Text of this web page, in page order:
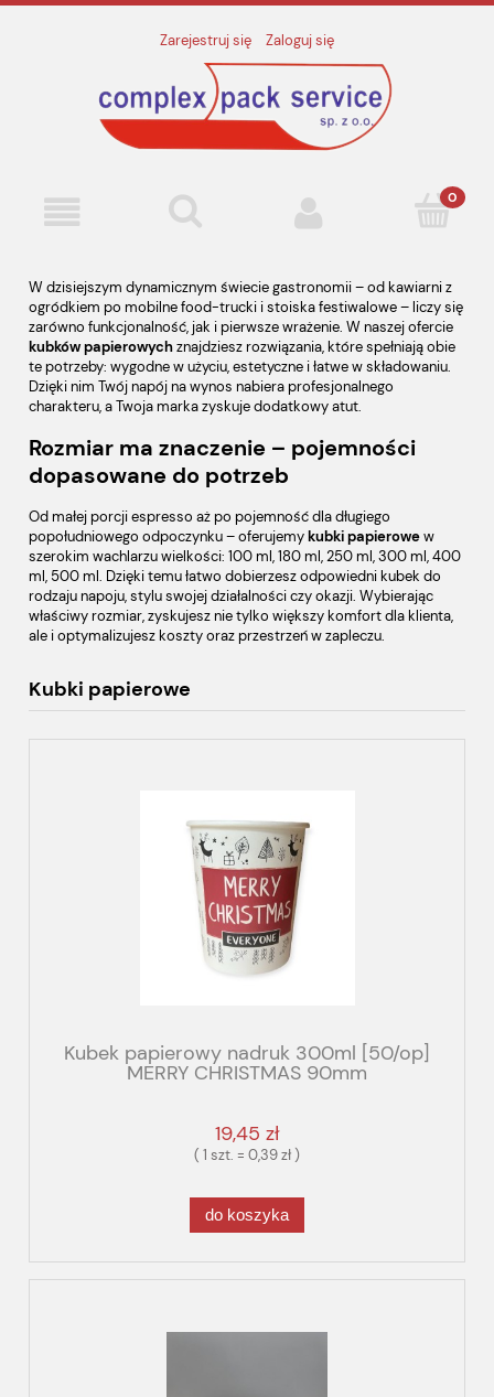
Zarejestruj się Zaloguj się
W dzisiejszym dynamicznym świecie gastronomii – od kawiarni z
ogródkiem po mobilne food-trucki i stoiska festiwalowe – liczy się
zarówno funkcjonalność, jak i pierwsze wrażenie. W naszej ofercie
kubków papierowychznajdziesz rozwiązania, które spełniają obie
te potrzeby: wygodne w użyciu, estetyczne i łatwe w składowaniu.
Dzięki nim Twój napój na wynos nabiera profesjonalnego
charakteru, a Twoja marka zyskuje dodatkowy atut.
Rozmiar ma znaczenie – pojemności
dopasowane do potrzeb
Od małej porcji espresso aż po pojemność dla długiego
popołudniowego odpoczynku – oferujemykubki papierowew
szerokim wachlarzu wielkości: 100 ml, 180 ml, 250 ml, 300 ml, 400
ml, 500 ml. Dzięki temu łatwo dobierzesz odpowiedni kubek do
rodzaju napoju, stylu swojej działalności czy okazji. Wybierając
właściwy rozmiar, zyskujesz nie tylko większy komfort dla klienta,
ale i optymalizujesz koszty oraz przestrzeń w zapleczu.
Kubki papierowe
Kubek papierowy nadruk 300ml [50/op]
MERRY CHRISTMAS 90mm
19,45 zł
( 1 szt. = 0,39 zł )
do koszyka